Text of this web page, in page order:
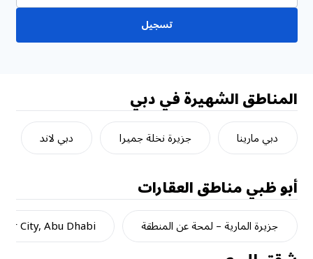
تسجيل
المناطق الشهيرة في دبي
دبي مارينا جزيرة نخلة جميرا دبي لاند
أبو ظبيمناطق العقارات
جزيرة المارية – لمحة عن المنطقة City, Abu Dhabi